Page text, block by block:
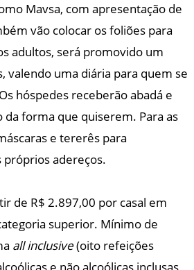
Mavsa, com apresentação de
vão colocar os foliões para
adultos, será promovido um
valendo uma diária para quem se
hóspedes receberão abadá e
da forma que quiserem. Para as
e tererês para
adereços.
de R$ 2.897,00 por casal em
superior. Mínimo de
all inclusive(oito refeições
e não alcoólicas inclusas